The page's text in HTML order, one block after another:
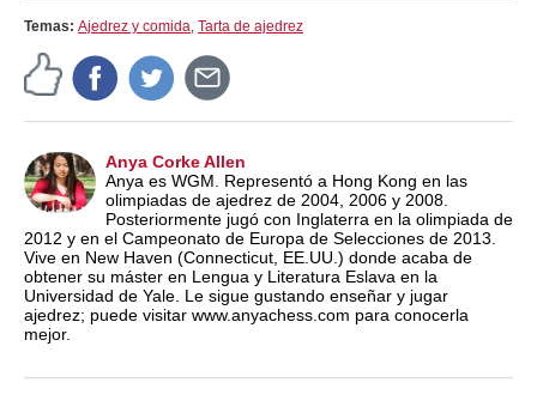
Temas: Ajedrez y comida, Tarta de ajedrez
Anya Corke Allen
Anya es WGM. Representó a Hong Kong en las
olimpiadas de ajedrez de 2004, 2006 y 2008.
Posteriormente jugó con Inglaterra en la olimpiada de
2012 y en el Campeonato de Europa de Selecciones de 2013.
Vive en New Haven (Connecticut, EE.UU.) donde acaba de
obtener su máster en Lengua y Literatura Eslava en la
Universidad de Yale. Le sigue gustando enseñar y jugar
ajedrez; puede visitar www.anyachess.com para conocerla
mejor.